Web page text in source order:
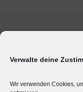
Verwalte deine
Wir verwenden Cookies,